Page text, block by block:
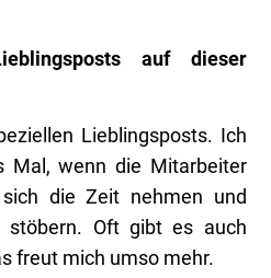
auf dieser
Lieblingsposts. Ich
Mal, wenn die Mitarbeiter
die Zeit nehmen und
stöbern. Oft gibt es auch
freut mich umso mehr.